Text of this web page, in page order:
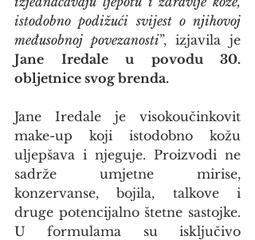
istodobno podižući svijest o njihovoj
međusobnoj povezanosti”, izjavila je
Jane Iredale u povodu 30.
obljetnice svog brenda.
Jane Iredale je visokoučinkovit
make-up koji istodobno kožu
uljepšava i njeguje. Proizvodi ne
sadrže umjetne mirise,
konzervanse, bojila, talkove i
druge potencijalno štetne sastojke.
U formulama su isključivo